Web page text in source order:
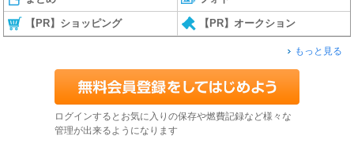
【PR】ショッピング 【PR】オークション
もっと見る
ログインするとお気に入りの保存や燃費記録など様々な
管理が出来るようになります